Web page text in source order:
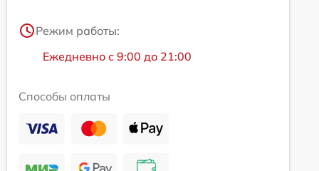
Режим работы:
Ежедневно с 9:00 до 21:00
Способы оплаты